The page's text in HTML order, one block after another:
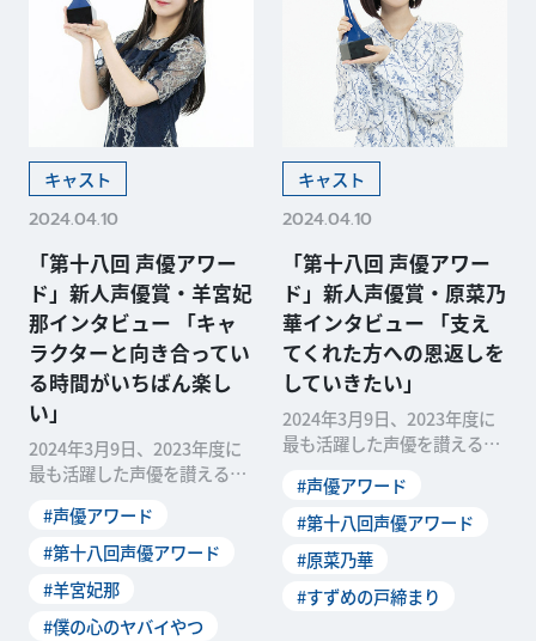
キャスト
2024.04.10
「第十八回 声優アワー
ド」新人声優賞・羊宮妃
那インタビュー 「キャ
ラクターと向き合ってい
る時間がいちばん楽し
い」
2024年3月9日、2023年度に
最も活躍した声優を讃える
受賞者が発表されました。本
稿では、新人声優賞を受賞し
ルインタビューをお届けしま
す。 ――受賞を知っ...
#声優アワード
#第十八回声優アワード
#羊宮妃那
#僕の心のヤバイやつ
キャスト
2024.04.10
「第十八回 声優アワー
ド」新人声優賞・原菜乃
華インタビュー 「支え
てくれた方への恩返しを
していきたい」
2024年3月9日、2023年度に
最も活躍した声優を讃える
受賞者が発表されました。本
稿では、新人声優賞を受賞し
ルインタビューをお届けしま
す。 ――受賞を知った...
#声優アワード
#第十八回声優アワード
#原菜乃華
#すずめの戸締まり